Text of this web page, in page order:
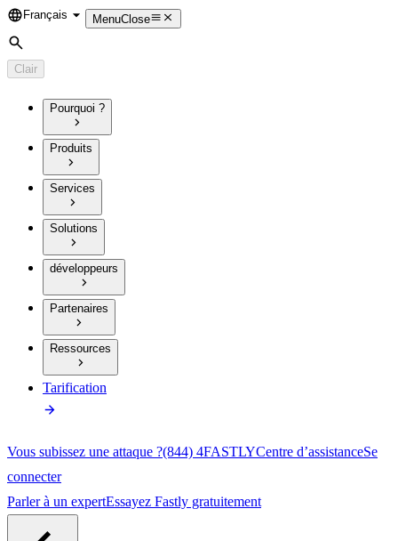
Language
Français MenuClose
Rechercher
Clair
Pourquoi ?
Produits
Services
Solutions
développeurs
Partenaires
Ressources
Tarification
Vous subissez une attaque ?(844) 4FASTLYCentre d’assistanceSe
connecter
Parler à un expertEssayez Fastly gratuitement